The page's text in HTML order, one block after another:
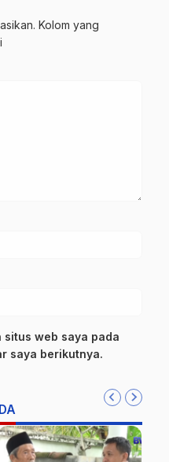
Kolom yang
situs web saya pada
saya berikutnya.